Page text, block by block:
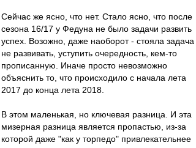
Сейчас же ясно, что нет. Стало ясно, что после
сезона 16/17 у Федуна не было задачи развить
успех. Возожно, даже наоборот - стояла задача
не развивать, уступить очередность, кем-то
прописанную. Иначе просто невозможно
объяснить то, что происходило с начала лета
2017 до конца лета 2018.
В этом маленькая, но ключевая разница. И эта
мизерная разница является пропастью, из-за
которой даже "как у торпедо" привлекательнее